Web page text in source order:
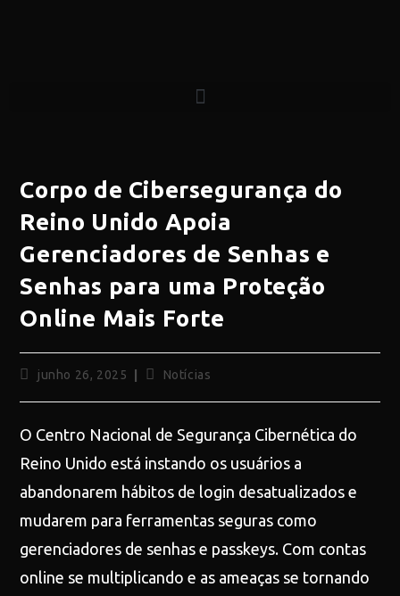
Corpo de Cibersegurança do
Reino Unido Apoia
Gerenciadores de Senhas e
Senhas para uma Proteção
Online Mais Forte
junho 26, 2025 Notícias
O Centro Nacional de Segurança Cibernética do
Reino Unido está instando os usuários a
abandonarem hábitos de login desatualizados e
mudarem para ferramentas seguras como
gerenciadores de senhas e passkeys. Com contas
online se multiplicando e as ameaças se tornando